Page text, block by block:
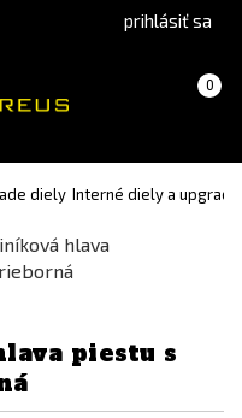
prihlásiť sa
Košík 0
(prázdny)
diely Interné diely a upgrade
piestu s